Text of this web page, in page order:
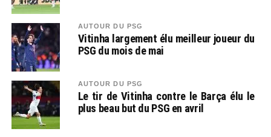
AUTOUR DU PSG
Vitinha largement élu meilleur joueur du
PSG du mois de mai
AUTOUR DU PSG
Le tir de Vitinha contre le Barça élu le
plus beau but du PSG en avril